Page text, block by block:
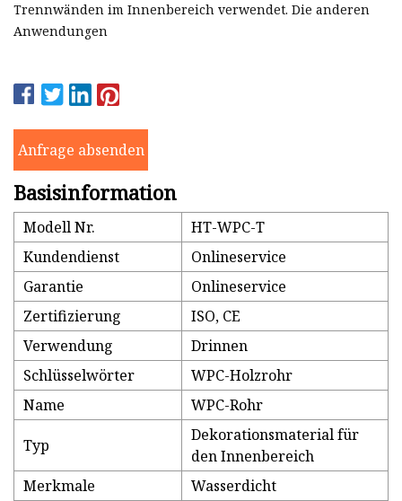
Trennwänden im Innenbereich verwendet. Die anderen
Anwendungen
Anfrage absenden
Basisinformation
Modell Nr.
HT-WPC-T
Kundendienst
Onlineservice
Garantie
Onlineservice
Zertifizierung
ISO, CE
Verwendung
Drinnen
Schlüsselwörter
WPC-Holzrohr
Name
WPC-Rohr
Typ
Dekorationsmaterial für
den Innenbereich
Merkmale
Wasserdicht